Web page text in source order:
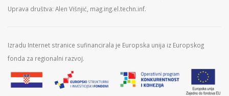
Uprava društva: Alen Višnjić, mag.ing.el.techn.inf.
Izradu Internet stranice sufinancirala je Europska unija iz Europskog
fonda za regionalni razvoj.